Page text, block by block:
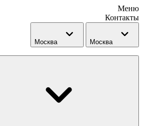
Меню
Контакты
Москва Москва